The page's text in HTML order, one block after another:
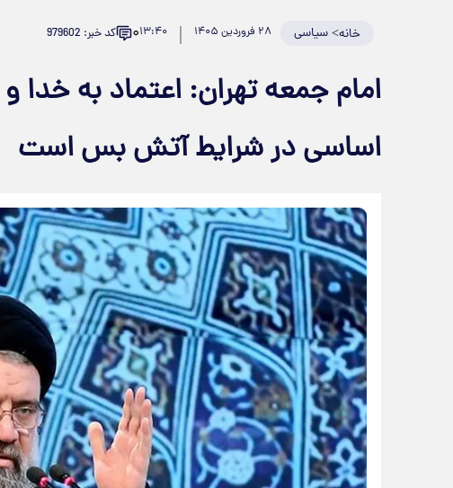
خانه>سیاسی ۲۸ فروردین ۱۴۰۵ ۱۳:۴۰۰ کد خبر: 979602
امام جمعه تهران: اعتماد به خدا
اساسی در شرایط آتش بس است